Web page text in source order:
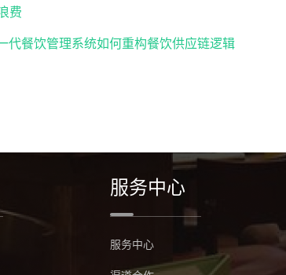
费
代餐饮管理系统如何重构餐饮供应链逻辑
服务中心
服务中心